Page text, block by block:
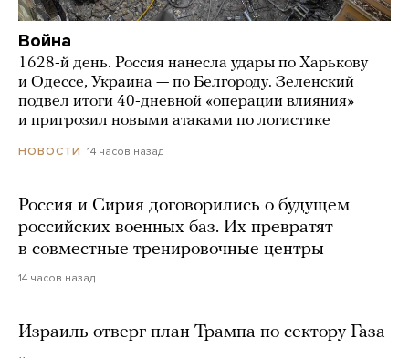
Война
1628-й день. Россия нанесла удары по Харькову
и Одессе, Украина — по Белгороду. Зеленский
подвел итоги 40-дневной «операции влияния»
и пригрозил новыми атаками по логистике
НОВОСТИ 14 часов назад
Россия и Сирия договорились о будущем
российских военных баз. Их превратят
в совместные тренировочные центры
14 часов назад
Израиль отверг план Трампа по сектору Газа